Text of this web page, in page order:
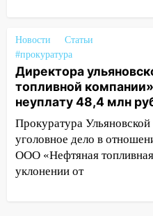
12:17
Ульяновск
после ливня город
воду
12:12 Прокуратура
ДТП с шестилетним
Федерации
12:01 Пьяная
шестилетнего
Федерации:
Новости
Статьи
#прокуратура
Директора
топливной
неуплату 48,4 млн
Прокуратура
уголовное дело в
ООО «Нефтяная
уклонении от